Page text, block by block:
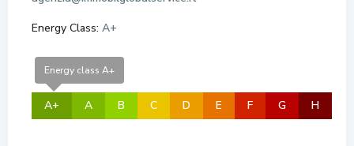
Energy Class: A+
Energy class A+
A+ A B C D E F G H